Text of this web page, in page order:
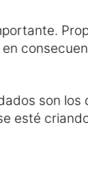
en
son
esté